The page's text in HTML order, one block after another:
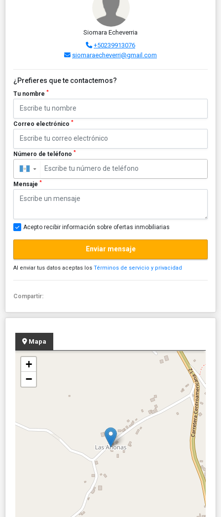
Siomara Echeverria
+50239913076
siomaraecheverri@gmail.com
¿Prefieres que te contactemos?
Tu nombre *
Correo electrónico *
Número de teléfono *
▼
Mensaje *
Acepto recibir información sobre ofertas inmobiliarias
Enviar mensaje
Al enviar tus datos aceptas los Términos de servicio y privacidad
Compartir:
Mapa
+
−